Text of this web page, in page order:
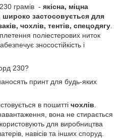
грамів - якісна, міцна
широко застосовується для
чохлів, тентів, спецодягу
поліестерових ниток
зносостійкість і
230?
принт для будь-яких
в пошитті чохлів
вона не стирається
для виробництва
навісів та інших споруд.